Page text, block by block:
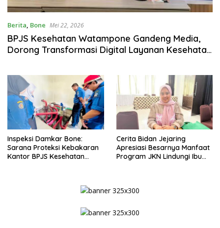
Berita, Bone Mei 22, 2026
BPJS Kesehatan Watampone Gandeng Media,
Dorong Transformasi Digital Layanan Kesehatan
Inspeksi Damkar Bone:
Sarana Proteksi Kebakaran
Kantor BPJS Kesehatan
Cerita Bidan Jejaring
Apresiasi Besarnya Manfaat
Program JKN Lindungi Ibu